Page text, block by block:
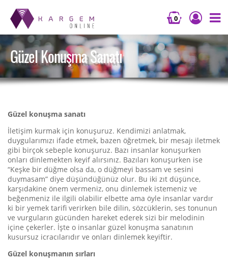
0
Güzel Konuşma Sanatı
Güzel konuşma sanatı
İletişim kurmak için konuşuruz. Kendimizi anlatmak,
duygularımızı ifade etmek, bazen öğretmek, bir mesajı iletmek
gibi birçok sebeple konuşuruz. Bazı insanlar konuşurken
onları dinlemekten keyif alırsınız. Bazıları konuşurken ise
“Keşke bir düğme olsa da, o düğmeyi bassam ve sesini
duymasam” diye düşündüğünüz olur. Bu iki zıt düşünce,
karşıdakine önem vermeniz, onu dinlemek istemeniz ve
beğenmeniz ile ilgili olabilir elbette ama öyle insanlar vardır
ki bir yemek tarifi verirken bile dilin, sözcüklerin, ses tonunun
ve vurguların gücünden hareket ederek sizi bir melodinin
içine çekerler. İşte o insanlar güzel konuşma sanatının
kusursuz icracılarıdır ve onları dinlemek keyiftir.
Güzel konuşmanın sırları